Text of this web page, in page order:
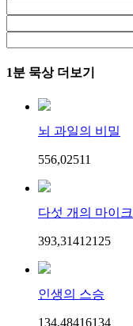
1분 묵상 더보기
뇌 과일의 비밀
556,02511
다섯 개의 마이크
393,31412125
인생의 스승
134,48416134